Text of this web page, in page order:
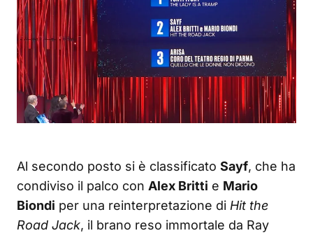
Al secondo posto si è classificato Sayf, che ha
condiviso il palco con Alex Britti e Mario
Biondi per una reinterpretazione di Hit the
Road Jack, il brano reso immortale da Ray